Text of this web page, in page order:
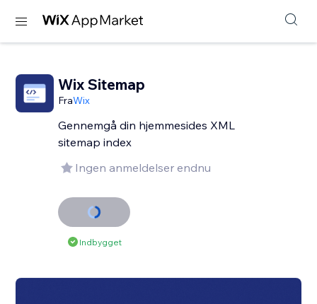
Wix Sitemap
FraWix
Gennemgå din hjemmesides XML
sitemap index
Ingen anmeldelser endnu
Indbygget